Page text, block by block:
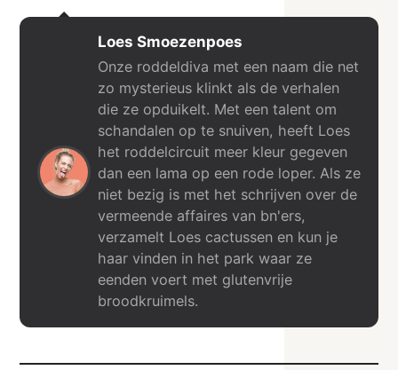
Loes Smoezenpoes
Onze roddeldiva met een naam die net
zo mysterieus klinkt als de verhalen
die ze opduikelt. Met een talent om
schandalen op te snuiven, heeft Loes
het roddelcircuit meer kleur gegeven
dan een lama op een rode loper. Als ze
niet bezig is met het schrijven over de
vermeende affaires van bn'ers,
verzamelt Loes cactussen en kun je
haar vinden in het park waar ze
eenden voert met glutenvrije
broodkruimels.